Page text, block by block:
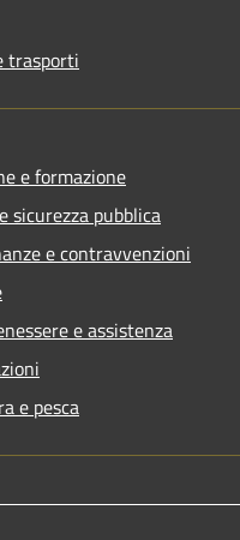
trasporti
e formazione
sicurezza pubblica
e contravvenzioni
e assistenza
e pesca